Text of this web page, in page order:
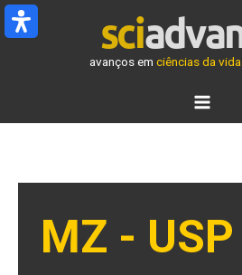
Ir
para
avanços em ciências da
MZ - USP